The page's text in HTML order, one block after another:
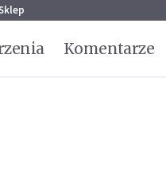
Sklep
Komentarze